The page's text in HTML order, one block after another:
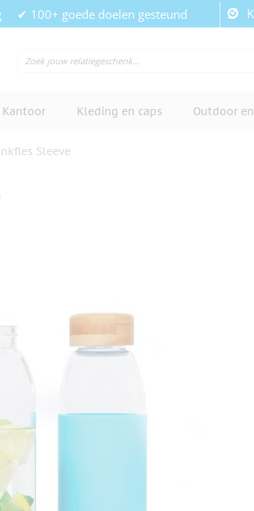
✔ 100+ goede doelen gesteund
Kantoor Kleding en caps Outdoor
Sleeve
scherm te bekijken